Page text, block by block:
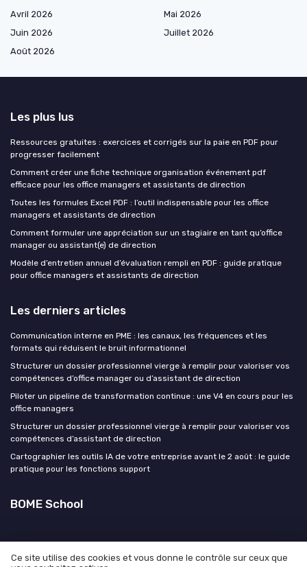
Avril 2026
Mai 2026
Juin 2026
Juillet 2026
Août 2026
Les plus lus
Ressources gratuites : exercices et corrigés sur la paie en PDF pour
progresser facilement
Comment créer une fiche technique organisation événement pdf
efficace pour les office managers et assistants de direction
Toutes les formules Excel PDF : l’outil indispensable pour les office
managers et assistants de direction
Comment formuler une appréciation sur un stagiaire en tant qu’office
manager ou assistant(e) de direction
Modèle d’entretien annuel d’évaluation rempli en PDF : guide pratique
pour office managers et assistants de direction
Les derniers articles
Communication interne en PME : les canaux, les fréquences et les
formats qui réduisent le bruit informationnel
Structurer un dossier professionnel vierge à remplir pour valoriser vos
compétences d’office manager ou d’assistant de direction
Piloter un pipeline de transformation continue : une V4 en cours pour les
office managers
Structurer un dossier professionnel vierge à remplir pour valoriser vos
compétences d’assistant de direction
Cartographier les outils IA de votre entreprise avant le 2 août : le guide
pratique pour les fonctions support
BOME School
Ce site utilise des cookies et vous donne le contrôle sur ceux que